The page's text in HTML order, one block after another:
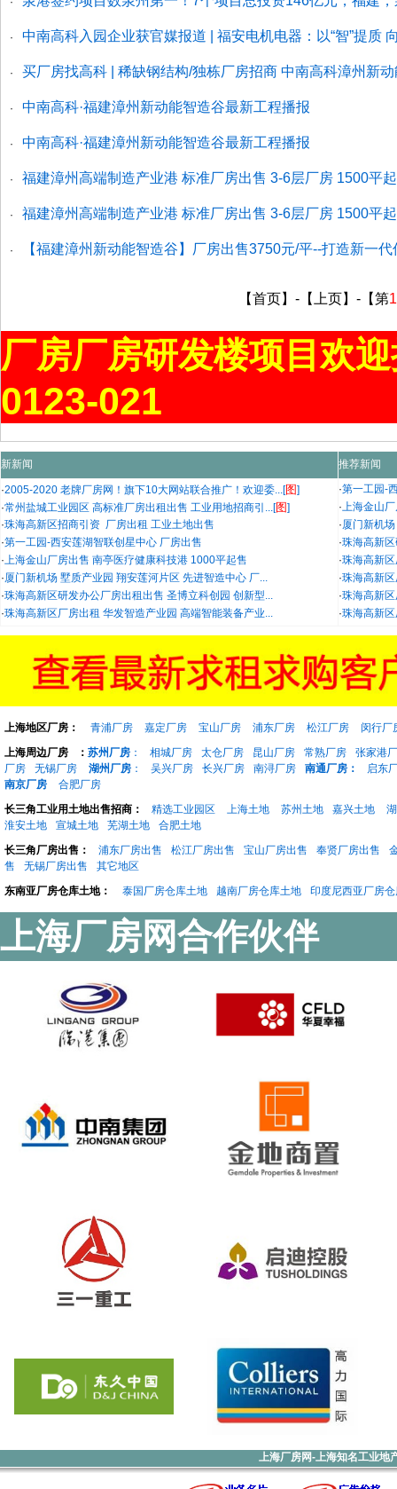
· 中南高科入园企业获官媒报道 | 福安电机电器：以“智”提质
· 买厂房找高科 | 稀缺钢结构/独栋厂房招商 中南高科漳州新
· 中南高科·福建漳州新动能智造谷最新工程播报
· 中南高科·福建漳州新动能智造谷最新工程播报
· 福建漳州高端制造产业港 标准厂房出售 3-6层厂房 1500平
· 福建漳州高端制造产业港 标准厂房出售 3-6层厂房 1500平
· 【福建漳州新动能智造谷】厂房出售3750元/平--打造新一
【首页】-【上页】-【第1
厂房厂房研发楼项目欢
0123-021
新新闻 推荐新闻
·2005-2020 老牌厂房网！旗下10大网站联合推广！欢迎委...[图]
·常州盐城工业园区 高标准厂房出租出售 工业用地招商引...[图]
·珠海高新区招商引资 厂房出租 工业土地出售
·第一工园-西安莲湖智联创星中心 厂房出售
·上海金山厂房出售 南亭医疗健康科技港 1000平起售
·厦门新机场 墅质产业园 翔安莲河片区 先进智造中心 厂...
·珠海高新区研发办公厂房出租出售 圣博立科创园 创新型...
·珠海高新区厂房出租 华发智造产业园 高端智能装备产业...
·第一工园-
·上海金山
·厦门新机
·珠海高新
·珠海高新
·珠海高新
·珠海高新
·珠海高新
上海地区厂房： 青浦厂房 嘉定厂房 宝山厂房 浦东厂房 松江厂房
闵行厂
上海周边厂房
： 苏州厂房 ： 相城厂房 太仓厂房 昆山厂房 常熟厂房
张家港
厂房
无锡厂房 湖州厂房 ： 吴兴厂房 长兴厂房 南浔厂房 南通厂房：
启东
南京厂房
合肥厂房
长三角工业用土地出售招商：
精选工业园区 上海土地 苏州土地 嘉兴土地
淮安土地
宣城土地 芜湖土地
合肥土地
长三角厂房出售：
浦东厂房出售 松江厂房出售 宝山厂房出售 奉贤厂房出售
售
无锡厂房出售
其它地区
东南亚厂房仓库土地：
泰国厂房仓库土地 越南厂房仓库土地 印度尼西亚厂房
上海厂房网合作伙伴
上海厂房网-上海知名工业地